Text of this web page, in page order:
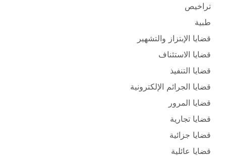
تراخيص
طبية
قضايا الإبتزاز والتشهير
قضايا الاستئناف
قضايا التنفيذ
قضايا الجرائم الإلكترونية
قضايا المرور
قضايا تجارية
قضايا جزائية
قضايا عائلية